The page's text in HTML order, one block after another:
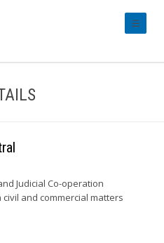
Judicial Co-operation
and commercial matters